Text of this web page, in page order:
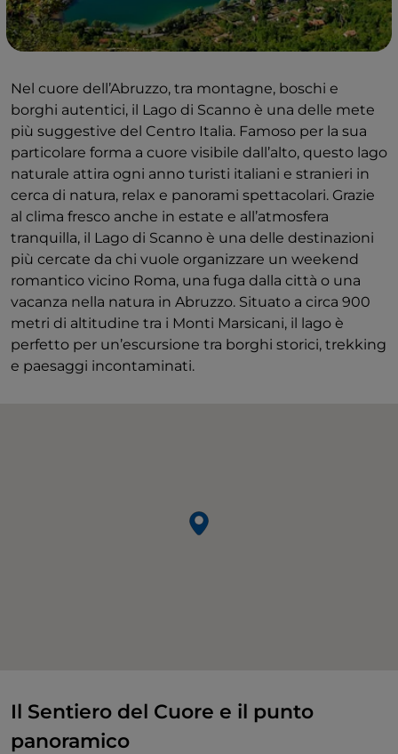
Nel cuore dell’Abruzzo, tra montagne, boschi e
borghi autentici, il Lago di Scanno è una delle mete
più suggestive del Centro Italia. Famoso per la sua
particolare forma a cuore visibile dall’alto, questo lago
naturale attira ogni anno turisti italiani e stranieri in
cerca di natura, relax e panorami spettacolari. Grazie
al clima fresco anche in estate e all’atmosfera
tranquilla, il Lago di Scanno è una delle destinazioni
più cercate da chi vuole organizzare un weekend
romantico vicino Roma, una fuga dalla città o una
vacanza nella natura in Abruzzo. Situato a circa 900
metri di altitudine tra i Monti Marsicani, il lago è
perfetto per un’escursione tra borghi storici, trekking
e paesaggi incontaminati.
Il Sentiero del Cuore e il punto
panoramico